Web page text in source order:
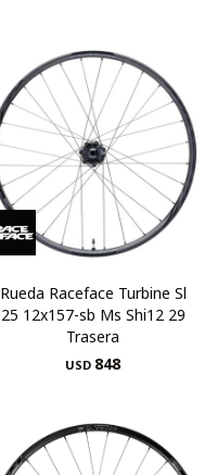
Rueda Raceface Turbine Sl
25 12x157-sb Ms Shi12 29
Trasera
USD 848